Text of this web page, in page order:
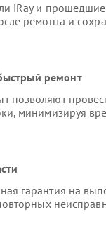
iRay и
ремонта и
ремонт
минимизируя
гарантия на